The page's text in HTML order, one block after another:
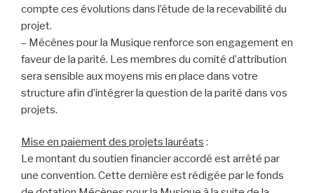
compte ces évolutions dans l’étude de la recevabilité du
projet.
– Mécènes pour la Musique renforce son engagement en
faveur de la parité. Les membres du comité d’attribution
sera sensible aux moyens mis en place dans votre
structure afin d’intégrer la question de la parité dans vos
projets.
Mise en paiement des projets lauréats :
Le montant du soutien financier accordé est arrêté par
une convention. Cette dernière est rédigée par le fonds